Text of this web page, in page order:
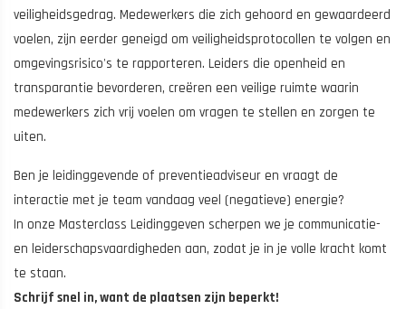
veiligheidsgedrag. Medewerkers die zich gehoord en gewaardeerd
voelen, zijn eerder geneigd om veiligheidsprotocollen te volgen en
omgevingsrisico's te rapporteren. Leiders die openheid en
transparantie bevorderen, creëren een veilige ruimte waarin
medewerkers zich vrij voelen om vragen te stellen en zorgen te
uiten.
Ben je leidinggevende of preventieadviseur en vraagt de
interactie met je team vandaag veel (negatieve) energie?
In onze Masterclass Leidinggeven scherpen we je communicatie-
en leiderschapsvaardigheden aan, zodat je in je volle kracht komt
te staan.
Schrijf snel in, want de plaatsen zijn beperkt!